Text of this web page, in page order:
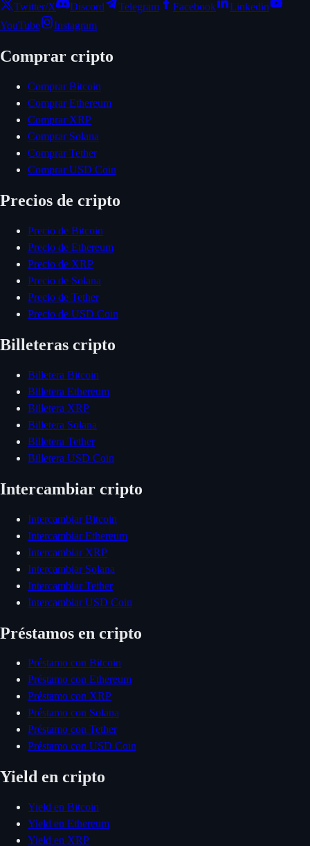
Twitter/X Discord Telegram Facebook
Linkedin
YouTube
Instagram
Comprar cripto
Comprar Bitcoin
Comprar Ethereum
Comprar XRP
Comprar Solana
Comprar Tether
Comprar USD Coin
Precios de cripto
Precio de Bitcoin
Precio de Ethereum
Precio de XRP
Precio de Solana
Precio de Tether
Precio de USD Coin
Billeteras cripto
Billetera Bitcoin
Billetera Ethereum
Billetera XRP
Billetera Solana
Billetera Tether
Billetera USD Coin
Intercambiar cripto
Intercambiar Bitcoin
Intercambiar Ethereum
Intercambiar XRP
Intercambiar Solana
Intercambiar Tether
Intercambiar USD Coin
Préstamos en cripto
Préstamo con Bitcoin
Préstamo con Ethereum
Préstamo con XRP
Préstamo con Solana
Préstamo con Tether
Préstamo con USD Coin
Yield en cripto
Yield en Bitcoin
Yield en Ethereum
Yield en XRP